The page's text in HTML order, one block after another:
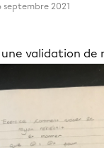
septembre 2021
validation de